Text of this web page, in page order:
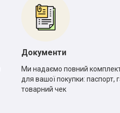
Документи
Ми надаємо повний
для вашої покупки: паспорт,
товарний чек